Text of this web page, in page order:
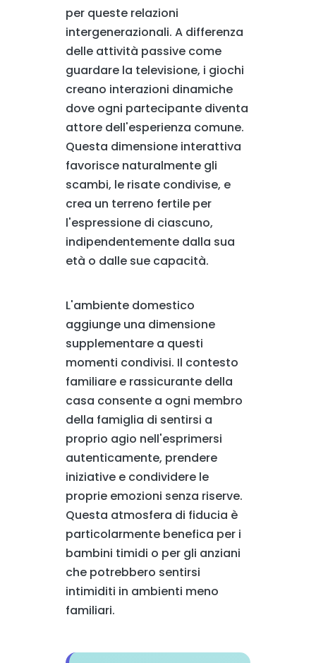
per queste relazioni
intergenerazionali. A differenza
delle attività passive come
guardare la televisione, i giochi
creano interazioni dinamiche
dove ogni partecipante diventa
attore dell'esperienza comune.
Questa dimensione interattiva
favorisce naturalmente gli
scambi, le risate condivise, e
crea un terreno fertile per
l'espressione di ciascuno,
indipendentemente dalla sua
età o dalle sue capacità.
L'ambiente domestico
aggiunge una dimensione
supplementare a questi
momenti condivisi. Il contesto
familiare e rassicurante della
casa consente a ogni membro
della famiglia di sentirsi a
proprio agio nell'esprimersi
autenticamente, prendere
iniziative e condividere le
proprie emozioni senza riserve.
Questa atmosfera di fiducia è
particolarmente benefica per i
bambini timidi o per gli anziani
che potrebbero sentirsi
intimiditi in ambienti meno
familiari.